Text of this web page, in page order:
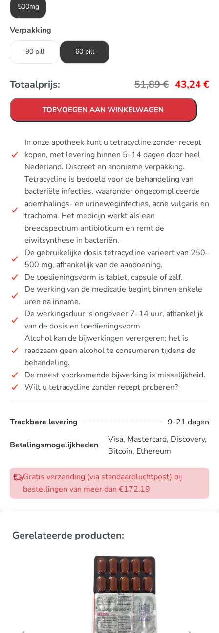
500mg
Verpakking
90 pill 60 pill
Totaalprijs: 51,89€ 43,24€
TOEVOEGEN AAN WINKELWAGEN
In onze apotheek kunt u tetracycline zonder recept
kopen, met levering binnen 5–14 dagen door heel
Nederland. Discreet en anonieme verpakking.
Tetracycline is bedoeld voor de behandeling van
bacteriële infecties, waaronder ongecompliceerde
ademhalings- en urineweginfecties, acne vulgaris en
trachoma. Het medicijn werkt als een
breedspectrum antibioticum en remt de
eiwitsynthese in bacteriën.
De gebruikelijke dosis tetracycline varieert van 250–
500 mg, afhankelijk van de aandoening.
De toedieningsvorm is tablet, capsule of zalf.
De werking van de medicatie begint binnen enkele
uren na inname.
De werkingsduur is ongeveer 7–14 uur, afhankelijk
van de dosis en toedieningsvorm.
Alcohol kan de bijwerkingen verergeren; het is
raadzaam geen alcohol te consumeren tijdens de
behandeling.
De meest voorkomende bijwerking is misselijkheid.
Wilt u tetracycline zonder recept proberen?
Trackbare levering 9-21 dagen
Betalingsmogelijkheden
Visa, Mastercard, Discovery,
Bitcoin, Ethereum
Gratis verzending (via standaardluchtpost) bij
bestellingen van meer dan €172.19
Gerelateerde producten: